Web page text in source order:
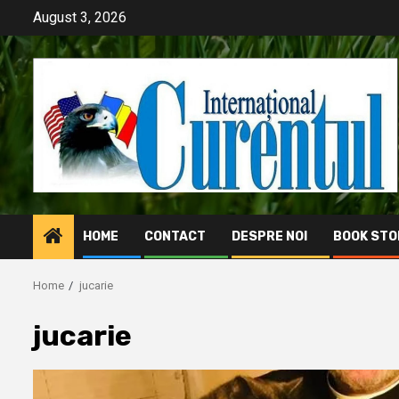
content
August 3, 2026
HOME CONTACT DESPRE NOI BOOK
Home jucarie
jucarie